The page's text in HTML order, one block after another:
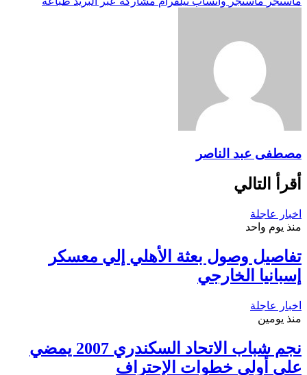
مصطفى عبد الناصر
أقرأ التالي
اخبار عاجلة
منذ يوم واحد
تفاصيل وصول بعثة الأهلي إلي معسكر
إسبانيا الخارجي
اخبار عاجلة
منذ يومين
نجم شباب الاتحاد السكندري 2007 يمضي
علي أولي خطوات الإحتراف